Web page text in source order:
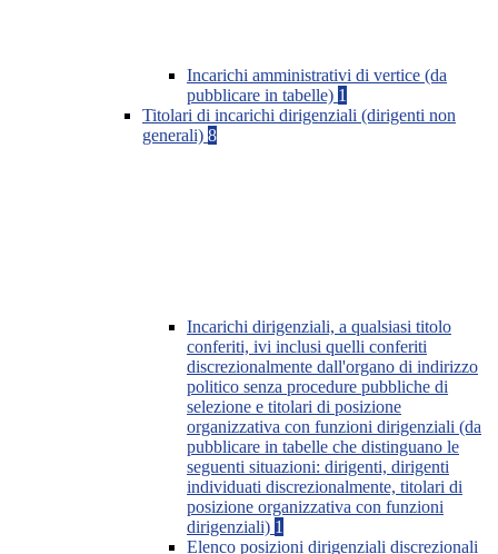
Incarichi amministrativi di vertice (da
pubblicare in tabelle) 1
Titolari di incarichi dirigenziali (dirigenti non
generali) 8
Incarichi dirigenziali, a qualsiasi titolo
conferiti, ivi inclusi quelli conferiti
discrezionalmente dall'organo di indirizzo
politico senza procedure pubbliche di
selezione e titolari di posizione
organizzativa con funzioni dirigenziali (da
pubblicare in tabelle che distinguano le
seguenti situazioni: dirigenti, dirigenti
individuati discrezionalmente, titolari di
posizione organizzativa con funzioni
dirigenziali) 1
Elenco posizioni dirigenziali discrezionali